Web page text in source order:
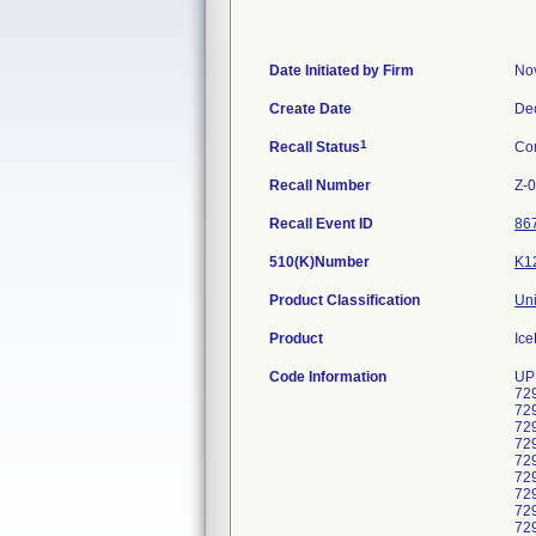
Date Initiated by Firm
Create Date
Recall Status1
Recall Number Z-
Recall Event ID
510(K)Number
Product Classification
Product
Code Information UPN: FPRPR3533 UDIs: 7290104830587, 7290104830587, 7290104830587, 7290104830587, 7290104830587, 7290104830587, 7290104830587, 7290104830587, 7290104830587, 7290104830587, 7290104830587, 7290104830587, 7290104830587, 7290104830587,